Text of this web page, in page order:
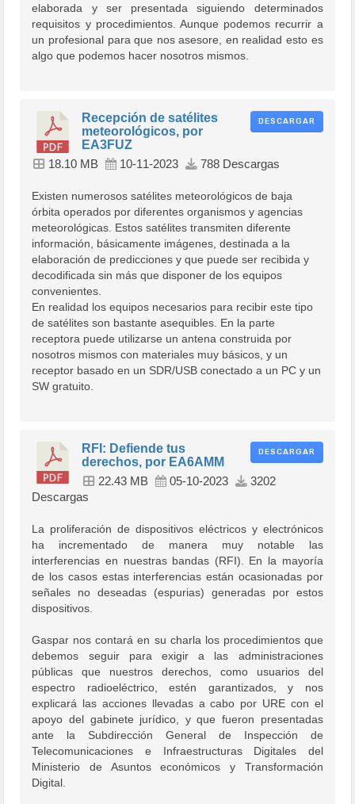
elaborada y ser presentada siguiendo determinados
requisitos y procedimientos. Aunque podemos recurrir a
un profesional para que nos asesore, en realidad esto es
algo que podemos hacer nosotros mismos.
DESCARGAR
Recepción de satélites
meteorológicos, por
EA3FUZ
18.10 MB 10-11-2023 788 Descargas
Existen numerosos satélites meteorológicos de baja
órbita operados por diferentes organismos y agencias
meteorológicas. Estos satélites transmiten diferente
información, básicamente imágenes, destinada a la
elaboración de predicciones y que puede ser recibida y
decodificada sin más que disponer de los equipos
convenientes.
En realidad los equipos necesarios para recibir este tipo
de satélites son bastante asequibles. En la parte
receptora puede utilizarse un antena construida por
nosotros mismos con materiales muy básicos, y un
receptor basado en un SDR/USB conectado a un PC y un
SW gratuito.
DESCARGAR
RFI: Defiende tus
derechos, por EA6AMM
22.43 MB 05-10-2023
3202
Descargas
La proliferación de dispositivos eléctricos y electrónicos
ha incrementado de manera muy notable las
interferencias en nuestras bandas (RFI). En la mayoría
de los casos estas interferencias están ocasionadas por
señales no deseadas (espurias) generadas por estos
dispositivos.
Gaspar nos contará en su charla los procedimientos que
debemos seguir para exigir a las administraciones
públicas que nuestros derechos, como usuarios del
espectro radioeléctrico, estén garantizados, y nos
explicará las acciones llevadas a cabo por URE con el
apoyo del gabinete jurídico, y que fueron presentadas
ante la Subdirección General de Inspección de
Telecomunicaciones e Infraestructuras Digitales del
Ministerio de Asuntos económicos y Transformación
Digital.